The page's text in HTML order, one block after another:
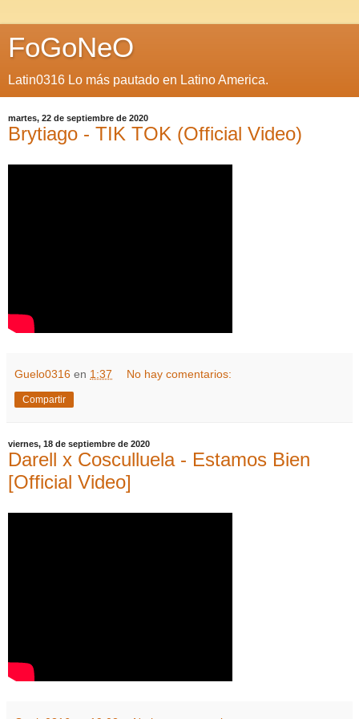
FoGoNeO
Latin0316 Lo más pautado en Latino America.
martes, 22 de septiembre de 2020
Brytiago - TIK TOK (Official Video)
Guelo0316 en 1:37 No hay comentarios:
Compartir
viernes, 18 de septiembre de 2020
Darell x Cosculluela - Estamos Bien
[Official Video]